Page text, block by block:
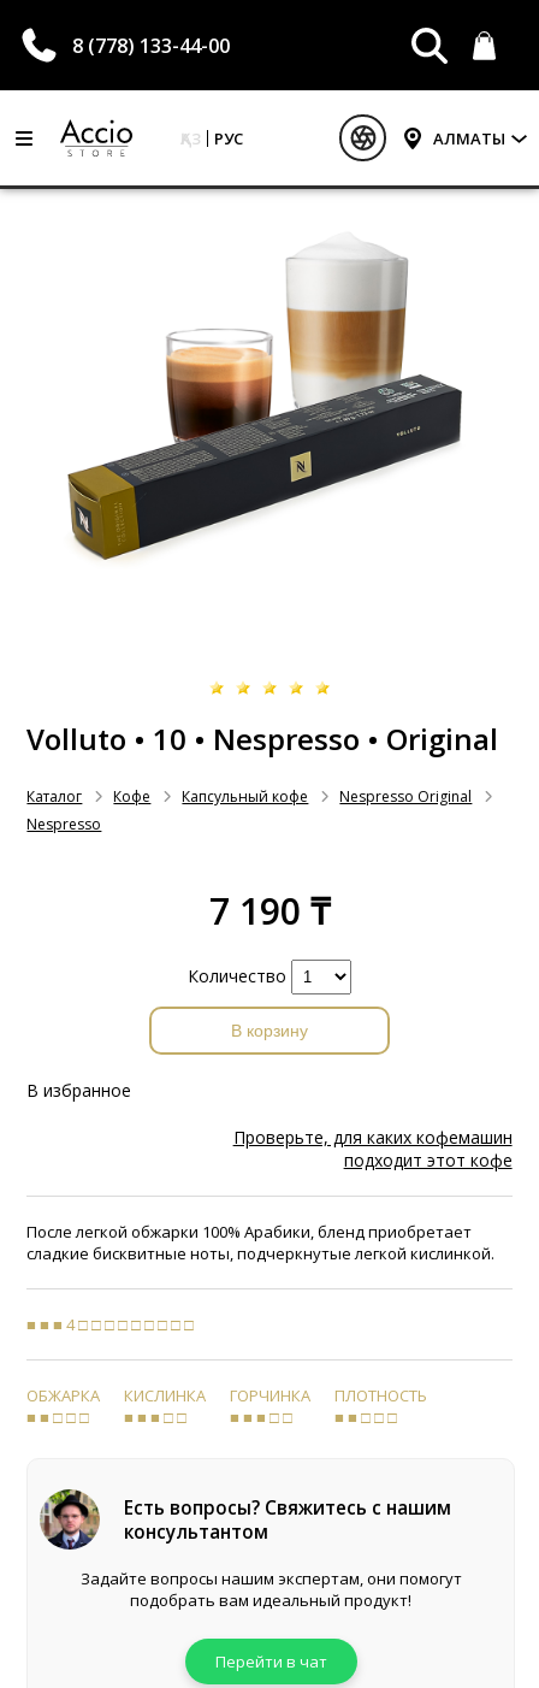
8 (778) 133-44-00
ҚАЗ РУС АЛМАТЫ
Volluto • 10 • Nespresso • Original
Каталог Кофе Капсульный кофе
Nespresso Original
Nespresso
7 190 ₸
Количество
В корзину
В избранное
Проверьте, для каких кофемашин
подходит этот кофе
После легкой обжарки 100% Арабики, бленд приобретает
сладкие бисквитные ноты, подчеркнутые легкой кислинкой.
■ ■ ■ 4 □ □ □ □ □ □ □ □ □
ОБЖАРКА
■ ■ □ □ □
КИСЛИНКА
■ ■ ■ □ □
ГОРЧИНКА
■ ■ ■ □ □
ПЛОТНОСТЬ
■ ■ □ □ □
Есть вопросы? Свяжитесь с нашим
консультантом
Задайте вопросы нашим экспертам, они помогут
подобрать вам идеальный продукт!
Перейти в чат